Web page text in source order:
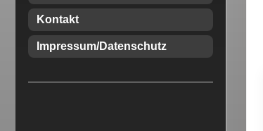
Kontakt
Impressum/Datenschutz